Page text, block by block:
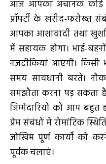
आज आपका अचानक कोई
प्रॉपर्टी के खरीद-फरोख्त
आपका आशावादी तथा
में सहायक होगा। भाई-
नजदीकियां आएंगी। किसी
समय सावधानी बरतें।
समझौता करना पड़ सकता
जिम्मेदारियों को आप बहुत
प्रेम संबंधों में रोमांटिक
जोखिम पूर्ण कार्यों को
पूर्वक चलाएं।